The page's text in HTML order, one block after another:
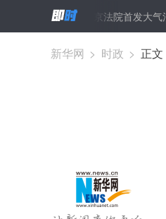
侵害！北京法院首发大气污染“禁令”
新华网 > 时政 > 正文